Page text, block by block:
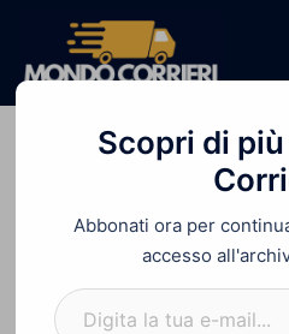
contenuto
Home»Spedire Assegno
Guida Completa
Scopri di
Abbonati ora per
accesso
Digita la tua e-mail...